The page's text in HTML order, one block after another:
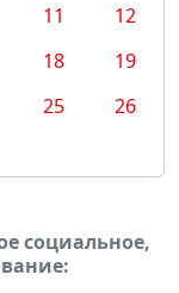
11
12
18
19
25
26
социальное,